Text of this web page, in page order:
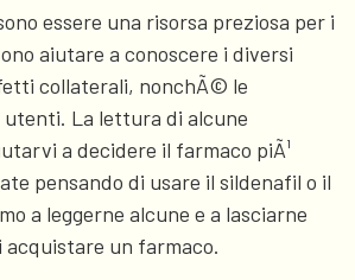
essere una risorsa preziosa per i
aiutare a conoscere i diversi
collaterali, nonchÃ© le
La lettura di alcune
a decidere il farmaco piÃ¹
pensando di usare il sildenafil o il
a leggerne alcune e a lasciarne
acquistare un farmaco.